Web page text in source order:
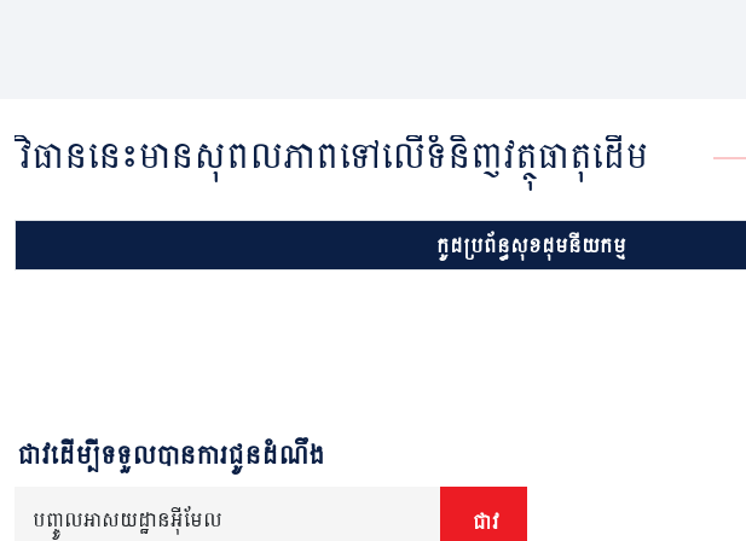
វិធាននេះមានសុពលភាពទៅលើទំនិញវត្ថុធាតុដើម
កូដប្រព័ន្ធសុខដុមនីយកម្ម
ជាវដើម្បីទទួលបានការជូនដំណឹង
បញ្ចូលអាសយដ្ឋានអ៊ីមែល ជាវ